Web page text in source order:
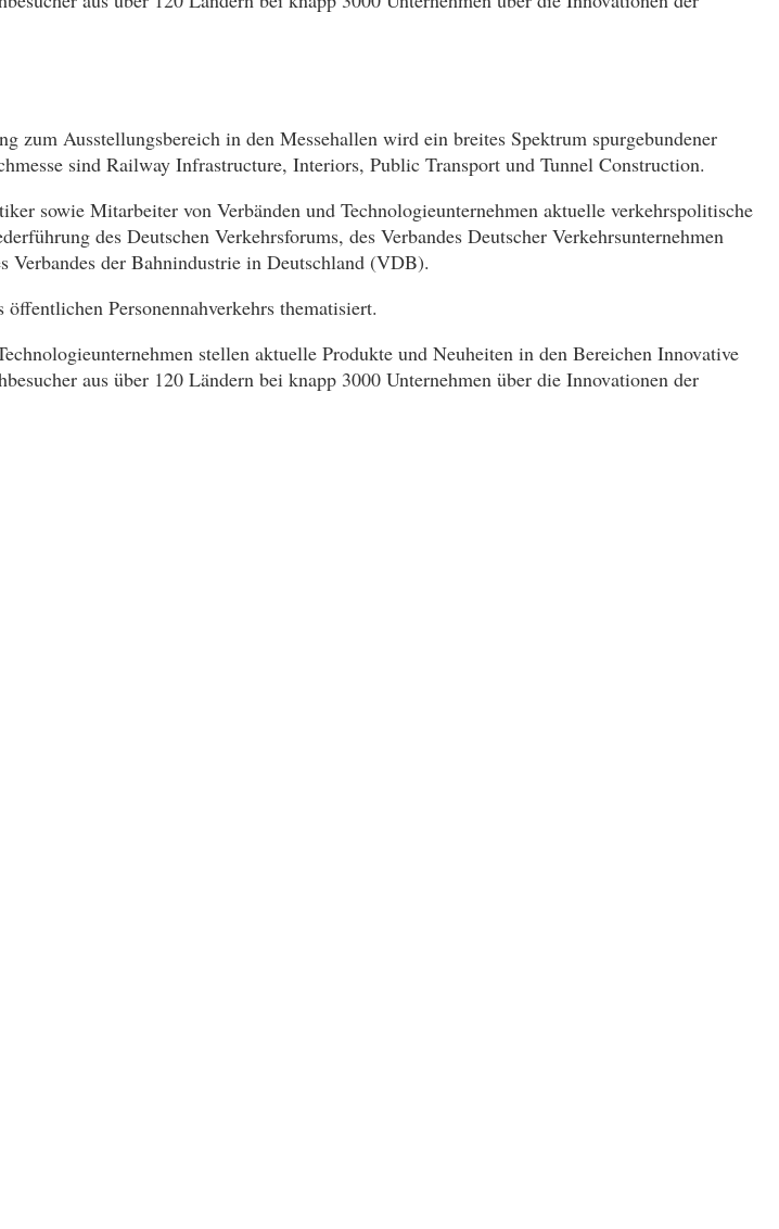
Ausstellungsbereich in den Messehallen wird ein breites Spektrum spurgebundener
sind Railway Infrastructure, Interiors, Public Transport und Tunnel Construction.
sowie Mitarbeiter von Verbänden und Technologieunternehmen aktuelle verkehrspolitische
des Deutschen Verkehrsforums, des Verbandes Deutscher Verkehrsunternehmen
Verbandes der Bahnindustrie in Deutschland (VDB).
Personennahverkehrs thematisiert.
stellen aktuelle Produkte und Neuheiten in den Bereichen Innovative
aus über 120 Ländern bei knapp 3000 Unternehmen über die Innovationen der